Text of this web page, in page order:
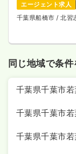
エージェント求人
千葉県船橋市/ 北習
同じ地域で条
千葉県千葉市
千葉県千葉市
千葉県千葉市